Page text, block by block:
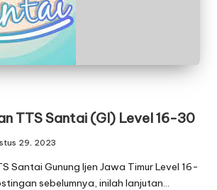
TTS Santai (GI) Level 16-30
29, 2023
Santai Gunung Ijen Jawa Timur Level 16-
sebelumnya, inilah lanjutan…